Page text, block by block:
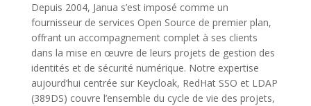
Depuis 2004, Janua s’est imposé comme un
fournisseur de services Open Source de premier plan,
offrant un accompagnement complet à ses clients
dans la mise en œuvre de leurs projets de gestion des
identités et de sécurité numérique. Notre expertise
aujourd’hui centrée sur Keycloak, RedHat SSO et LDAP
(389DS) couvre l’ensemble du cycle de vie des projets,